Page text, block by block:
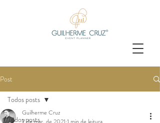
Post
Todos posts
Todos posts
Guilherme Cruz